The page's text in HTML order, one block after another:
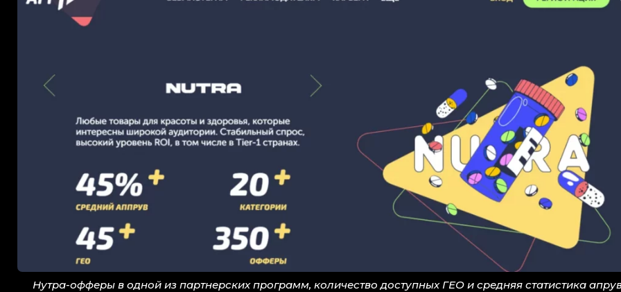
Нутра-офферы в одной из партнерских программ, количество доступных ГЕО и средняя статистика